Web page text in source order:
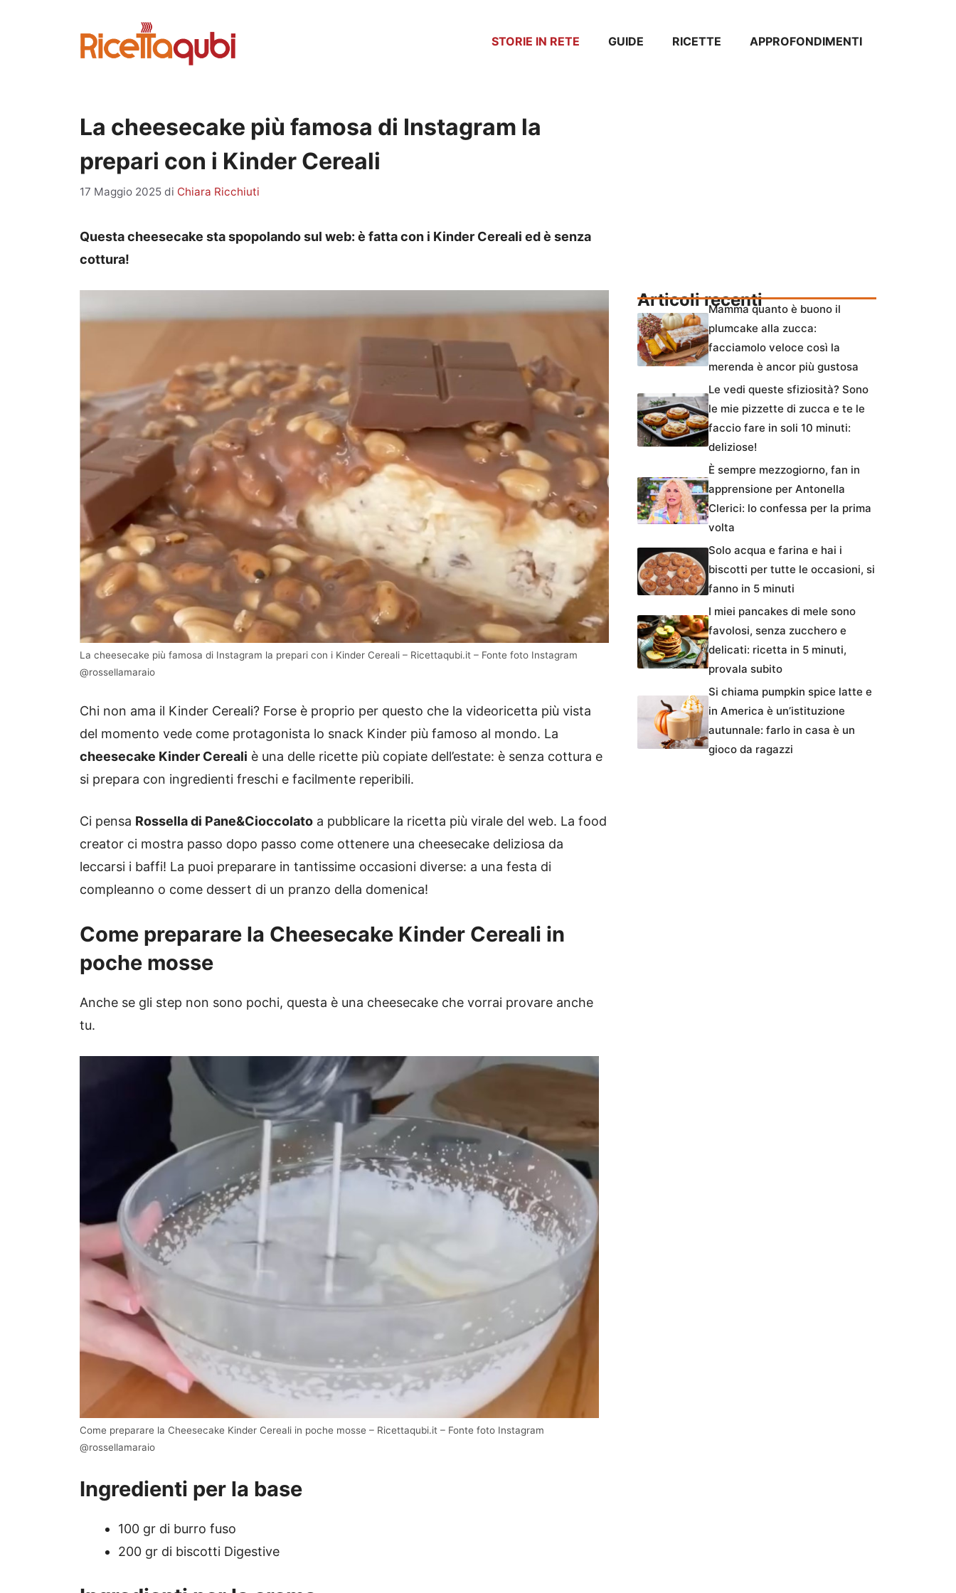
STORIE IN RETE GUIDE RICETTE APPROFONDIMENTI
La cheesecake più famosa di Instagram la
prepari con i Kinder Cereali
17 Maggio 2025 di Chiara Ricchiuti
Questa cheesecake sta spopolando sul web: è fatta con i Kinder Cereali ed è senza
cottura!
La cheesecake più famosa di Instagram la prepari con i Kinder Cereali – Ricettaqubi.it – Fonte foto Instagram
@rossellamaraio
Chi non ama il Kinder Cereali? Forse è proprio per questo che la videoricetta più vista
del momento vede come protagonista lo snack Kinder più famoso al mondo. La
cheesecake Kinder Cereali è una delle ricette più copiate dell’estate: è senza cottura e
si prepara con ingredienti freschi e facilmente reperibili.
Ci pensa Rossella di Pane&Cioccolato a pubblicare la ricetta più virale del web. La food
creator ci mostra passo dopo passo come ottenere una cheesecake deliziosa da
leccarsi i baffi! La puoi preparare in tantissime occasioni diverse: a una festa di
compleanno o come dessert di un pranzo della domenica!
Come preparare la Cheesecake Kinder Cereali in
poche mosse
Anche se gli step non sono pochi, questa è una cheesecake che vorrai provare anche
tu.
Come preparare la Cheesecake Kinder Cereali in poche mosse – Ricettaqubi.it – Fonte foto Instagram
@rossellamaraio
Ingredienti per la base
100 gr di burro fuso
200 gr di biscotti Digestive
Articoli recentiMamma quanto è buono il
plumcake alla zucca:
facciamolo veloce così la
merenda è ancor più gustosa
Le vedi queste sfiziosità? Sono
le mie pizzette di zucca e te le
faccio fare in soli 10 minuti:
deliziose!
È sempre mezzogiorno, fan in
apprensione per Antonella
Clerici: lo confessa per la prima
volta
Solo acqua e farina e hai i
biscotti per tutte le occasioni, si
fanno in 5 minuti
I miei pancakes di mele sono
favolosi, senza zucchero e
delicati: ricetta in 5 minuti,
provala subito
Si chiama pumpkin spice latte e
in America è un’istituzione
autunnale: farlo in casa è un
gioco da ragazzi